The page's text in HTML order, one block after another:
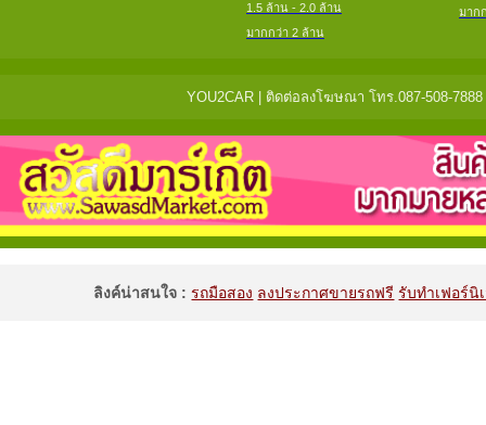
1.5 ล้าน - 2.0 ล้าน
มากกว่า 2 ล้าน
มาก
YOU2CAR | ติดต่อลงโฆษณา โทร.087-508-
ลิงค์น่าสนใจ :รถมือสอง ลงประกาศขายรถฟรี รับทำเฟอร์นิ